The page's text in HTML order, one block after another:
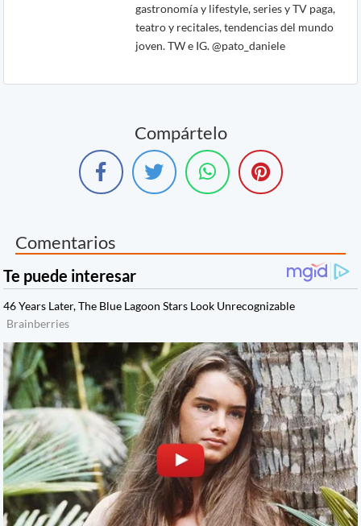
gastronomía y lifestyle, series y TV paga,
teatro y recitales, tendencias del mundo
joven. TW e IG. @pato_daniele
Compártelo
Comentarios